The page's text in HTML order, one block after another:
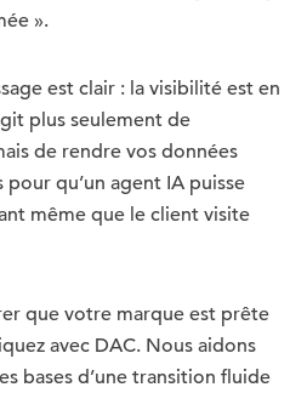
».
est clair : la visibilité est en
plus seulement de
de rendre vos données
qu’un agent IA puisse
même que le client visite
que votre marque est prête
avec DAC. Nous aidons
bases d’une transition fluide